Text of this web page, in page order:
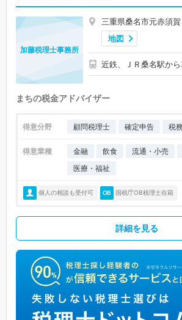
三重県桑名市元赤須賀
地図
近鉄、ＪＲ桑名駅か
加藤税理士事務所
まちの税金アドバイザー
得意分野 顧問税理士 確定申告 税
得意業種 金融 飲食 流通・小売
医療・福祉
個人の相談も受付可 国税庁OB税理士在籍
詳細を見る